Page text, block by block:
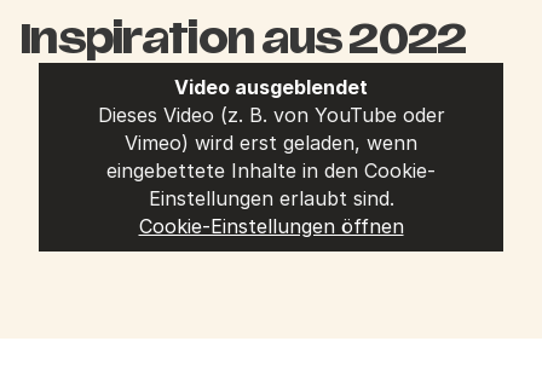
Inspiration aus 2022
Video ausgeblendet
Dieses Video (z. B. von YouTube oder
Vimeo) wird erst geladen, wenn
eingebettete Inhalte in den Cookie-
Einstellungen erlaubt sind.
Cookie-Einstellungen öffnen